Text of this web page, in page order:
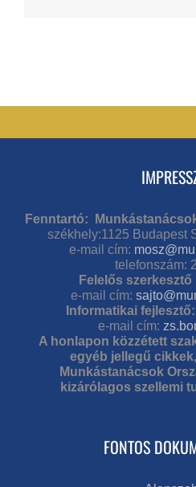
Fenntartó:
székhely:1125 Budapest
e-mail cím:
telefonszám:
Felelős
e-mail cím:
Informatikai
e-mail cím:
A honlapon közzétett
egyéb jellegű
Munkástanácsok
kizárólagos szellemi
FONTOS